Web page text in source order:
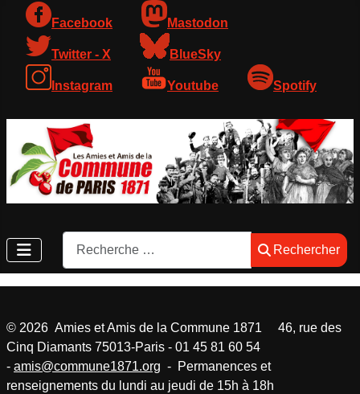
Facebook Mastodon
Twitter - X BlueSky
Instagram Youtube Spotify
Rechercher
Rechercher
© 2026 Amies et Amis de la Commune 1871 46, rue des
Cinq Diamants 75013-Paris - 01 45 81 60 54
- amis@commune1871.org - Permanences et
renseignements du lundi au jeudi de 15h à 18h